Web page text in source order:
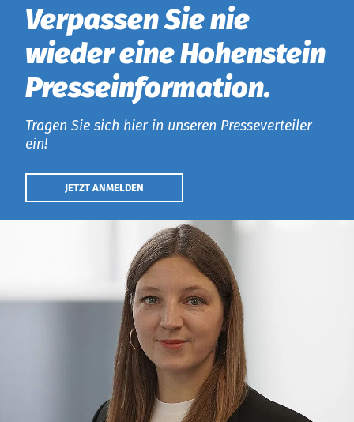
Ver­pas­sen Sie nie
wieder eine Hohenstein
Presse­­in­for­ma­ti­on.
Tragen Sie sich hier in unseren Presseverteiler
ein!
JETZT ANMELDEN